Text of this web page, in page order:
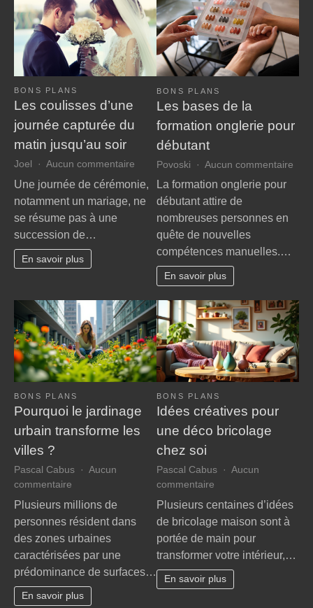
BONS PLANS
Les coulisses d’une
journée capturée du
matin jusqu’au soir
Joel Aucun commentaire
Les
coulisses
d’une
journée
capturée
matin
jusqu’au
Une journée de cérémonie,
notamment un mariage, ne
se résume pas à une
succession de…
En savoir plus
BONS PLANS
Les bases de la
formation onglerie pour
débutant
Povoski Aucun commentaire
La formation onglerie pour
débutant attire de
nombreuses personnes en
quête de nouvelles
compétences manuelles.…
En savoir plus
BONS PLANS
Pourquoi le jardinage
urbain transforme les
villes ?
Pascal Cabus
Aucun
commentaire
Pourquoi
jardinage
urbain
transforme
les
villes
?
Plusieurs millions de
personnes résident dans
des zones urbaines
caractérisées par une
prédominance de surfaces…
En savoir plus
BONS PLANS
Idées créatives pour
une déco bricolage
chez soi
Pascal Cabus
Aucun
commentaire
Idées
pour
une
déco
bricolage
chez
Plusieurs centaines d’idées
de bricolage maison sont à
portée de main pour
transformer votre intérieur,…
En savoir plus